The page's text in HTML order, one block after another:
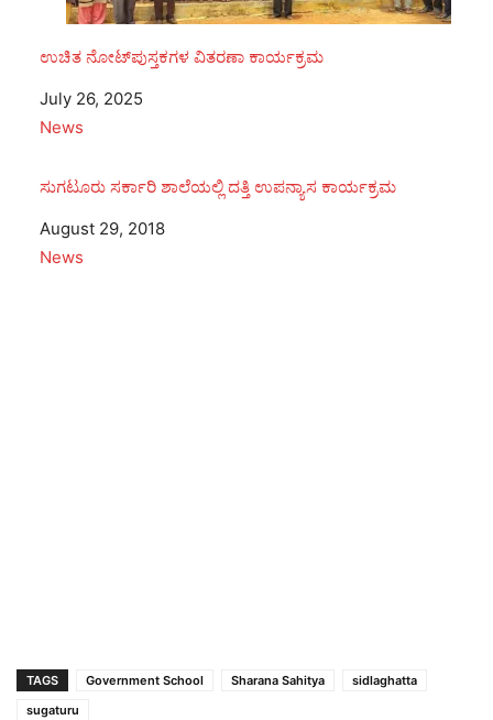
ಉಚಿತ ನೋಟ್‌ಪುಸ್ತಕಗಳ ವಿತರಣಾ ಕಾರ್ಯಕ್ರಮ
Date
July 26, 2025
In relation to
News
ಸುಗಟೂರು ಸರ್ಕಾರಿ ಶಾಲೆಯಲ್ಲಿ ದತ್ತಿ ಉಪನ್ಯಾಸ ಕಾರ್ಯಕ್ರಮ
Date
August 29, 2018
In relation to
News
TAGS Government School Sharana Sahitya
sidlaghatta
sugaturu